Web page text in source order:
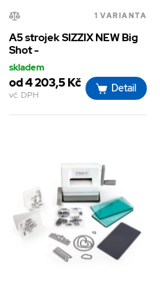
1 VARIANTA
A5 strojek SIZZIX NEW Big
Shot -
skladem
od 4 203,5 Kč
vč. DPH
Detail